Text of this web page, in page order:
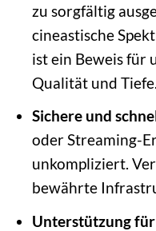
zu sorgfältig
cineastische
ist ein Beweis für
Qualität und Tiefe.
Sichere und
oder Streaming-
unkompliziert.
bewährte
Unterstützung